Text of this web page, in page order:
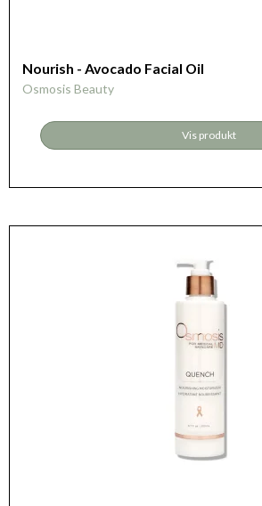
Nourish - Avocado Facial Oil
Osmosis Beauty
Vis produkt